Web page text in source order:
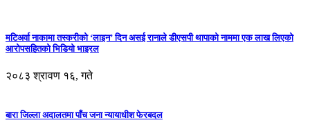
मटिअर्वा नाकामा तस्करीको ‘लाइन’ दिन असई रानाले डीएसपी थापाको नाममा एक लाख लिएको
आरोपसहितको भिडियो भाइरल
२०८३ श्रावण १६, गते
बारा जिल्ला अदालतमा पाँच जना न्यायाधीश फेरबदल